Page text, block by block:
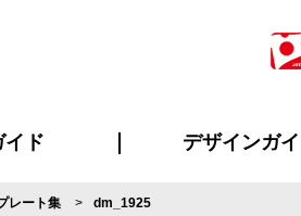
イド
ド
方へ
へ
について
ージ
スについて
について
メリット
質問
デザインガ
レート集 dm_1925